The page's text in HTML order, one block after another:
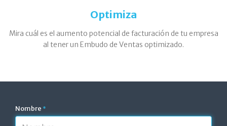
Optimiza
Mira cuál es el aumento potencial de facturación de tu empresa
al tener un Embudo de Ventas optimizado.
Nombre *